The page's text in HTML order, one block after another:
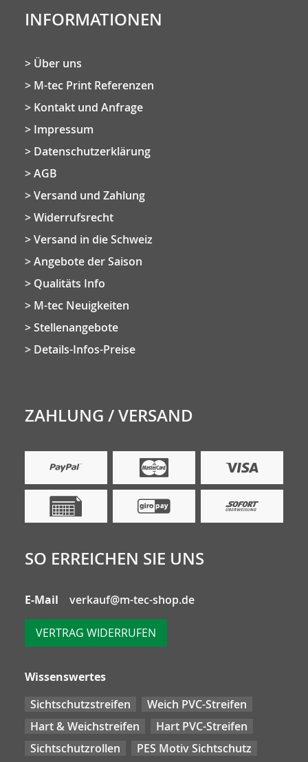
INFORMATIONEN
Über uns
M-tec Print Referenzen
Kontakt und Anfrage
Impressum
Datenschutzerklärung
AGB
Versand und Zahlung
Widerrufsrecht
Versand in die Schweiz
Angebote der Saison
Qualitäts Info
M-tec Neuigkeiten
Stellenangebote
Details-Infos-Preise
ZAHLUNG / VERSAND
SO ERREICHEN SIE UNS
E-Mail verkauf@m-tec-shop.de
VERTRAG WIDERRUFEN
Wissenswertes
Sichtschutzstreifen
Weich PVC-Streifen
Hart & Weichstreifen
Hart PVC-Streifen
Sichtschutzrollen
PES Motiv Sichtschutz